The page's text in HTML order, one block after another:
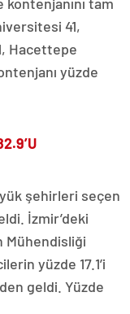
41,
Hacettepe
yüzde
şehirleri seçen
İzmir’deki
Mühendisliği
yüzde 17.1’i
geldi. Yüzde